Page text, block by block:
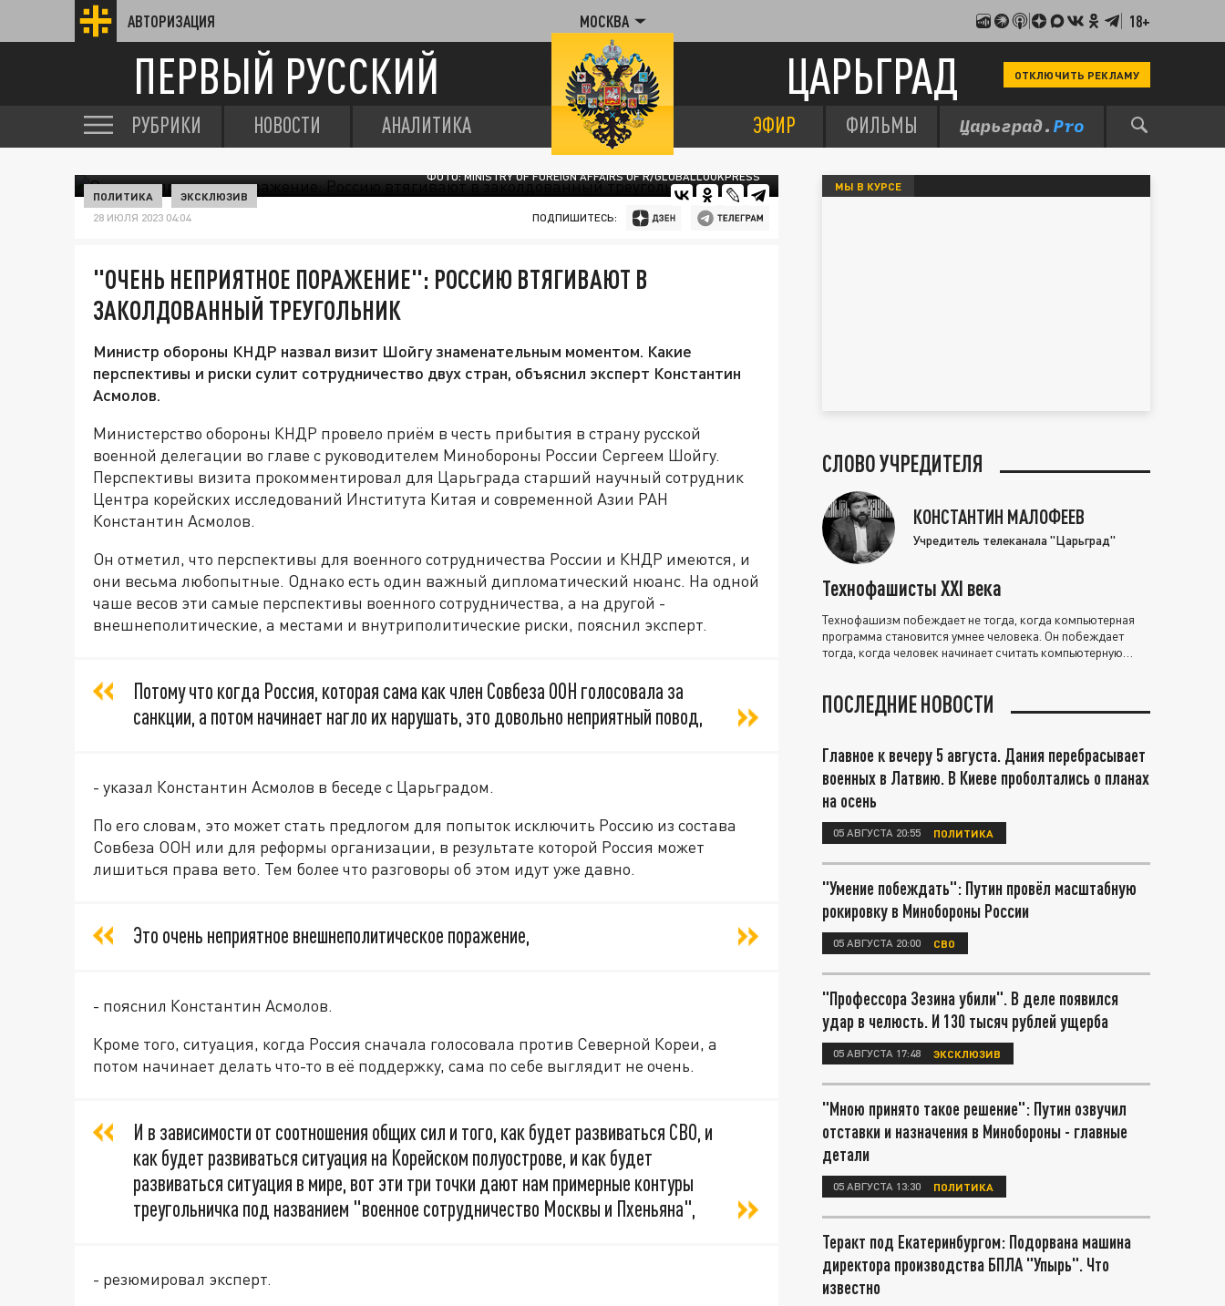
АВТОРИЗАЦИЯ МОСКВА 18+
ПЕРВЫЙ РУССКИЙ ЦАРЬГРАД ОТКЛЮЧИТЬ РЕКЛАМУ
РУБРИКИ НОВОСТИ АНАЛИТИКА ЭФИР ФИЛЬМЫ
ФОТО: MINISTRY OF FOREIGN AFFAIRS OF R/GLOBALLOOKPRESS
ПОЛИТИКА ЭКСКЛЮЗИВ
28 ИЮЛЯ 2023 04:04 ПОДПИШИТЕСЬ:
"ОЧЕНЬ НЕПРИЯТНОЕ ПОРАЖЕНИЕ": РОССИЮ ВТЯГИВАЮТ В
ЗАКОЛДОВАННЫЙ ТРЕУГОЛЬНИК
Министр обороны КНДР назвал визит Шойгу знаменательным моментом. Какие
перспективы и риски сулит сотрудничество двух стран, объяснил эксперт Константин
Асмолов.
Министерство обороны КНДР провело приём в честь прибытия в страну русской
военной делегации во главе с руководителем Минобороны России Сергеем Шойгу.
Перспективы визита прокомментировал для Царьграда старший научный сотрудник
Центра корейских исследований Института Китая и современной Азии РАН
Константин Асмолов.
Он отметил, что перспективы для военного сотрудничества России и КНДР имеются, и
они весьма любопытные. Однако есть один важный дипломатический нюанс. На одной
чаше весов эти самые перспективы военного сотрудничества, а на другой -
внешнеполитические, а местами и внутриполитические риски, пояснил эксперт.
Потому что когда Россия, которая сама как член Совбеза ООН голосовала за
санкции, а потом начинает нагло их нарушать, это довольно неприятный повод,
- указал Константин Асмолов в беседе с Царьградом.
По его словам, это может стать предлогом для попыток исключить Россию из состава
Совбеза ООН или для реформы организации, в результате которой Россия может
лишиться права вето. Тем более что разговоры об этом идут уже давно.
Это очень неприятное внешнеполитическое поражение,
- пояснил Константин Асмолов.
Кроме того, ситуация, когда Россия сначала голосовала против Северной Кореи, а
потом начинает делать что-то в её поддержку, сама по себе выглядит не очень.
И в зависимости от соотношения общих сил и того, как будет развиваться СВО, и
как будет развиваться ситуация на Корейском полуострове, и как будет
развиваться ситуация в мире, вот эти три точки дают нам примерные контуры
треугольничка под названием "военное сотрудничество Москвы и Пхеньяна",
- резюмировал эксперт.
МЫ В КУРСЕ
СЛОВО УЧРЕДИТЕЛЯ
КОНСТАНТИН МАЛОФЕЕВ
Учредитель телеканала "Царьград"
Технофашисты XXI века
Технофашизм побеждает не тогда, когда компьютерная
программа становится умнее человека. Он побеждает
тогда, когда человек начинает считать компьютерную
ПОСЛЕДНИЕ НОВОСТИ
Главное к вечеру 5 августа. Дания перебрасывает
военных в Латвию. В Киеве проболтались о планах
на осень
05 АВГУСТА 20:55 ПОЛИТИКА
"Умение побеждать": Путин провёл масштабную
рокировку в Минобороны России
05 АВГУСТА 20:00 СВО
"Профессора Зезина убили". В деле появился
удар в челюсть. И 130 тысяч рублей ущерба
05 АВГУСТА 17:48 ЭКСКЛЮЗИВ
"Мною принято такое решение": Путин озвучил
отставки и назначения в Минобороны - главные
детали
05 АВГУСТА 13:30 ПОЛИТИКА
Теракт под Екатеринбургом: Подорвана машина
директора производства БПЛА "Упырь". Что
известно